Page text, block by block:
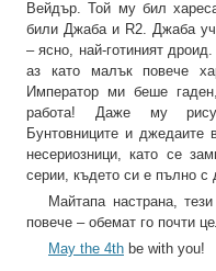
Вейдър. Той му бил
били Джаба и R2. Джаба
– ясно, най-готиният
аз като малък повече
Император ми беше
работа! Даже му
Бунтовниците и джедаите
несериозници, като се
серии, където си е пълно с
Майтапа настрана,
повече – обемат го почти
May the 4th be with you!